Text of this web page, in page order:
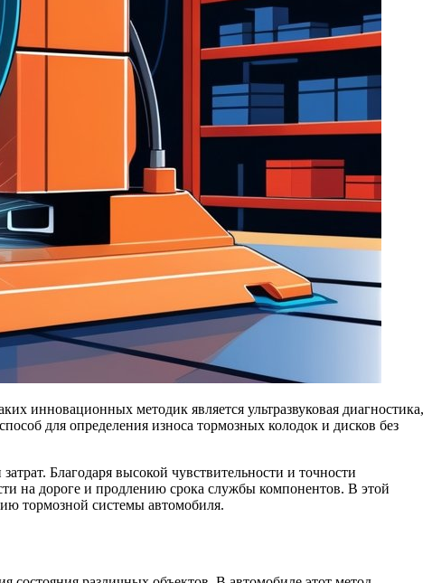
инновационных методик является ультразвуковая диагностика,
для определения износа тормозных колодок и дисков без
Благодаря высокой чувствительности и точности
на дороге и продлению срока службы компонентов. В этой
тормозной системы автомобиля.